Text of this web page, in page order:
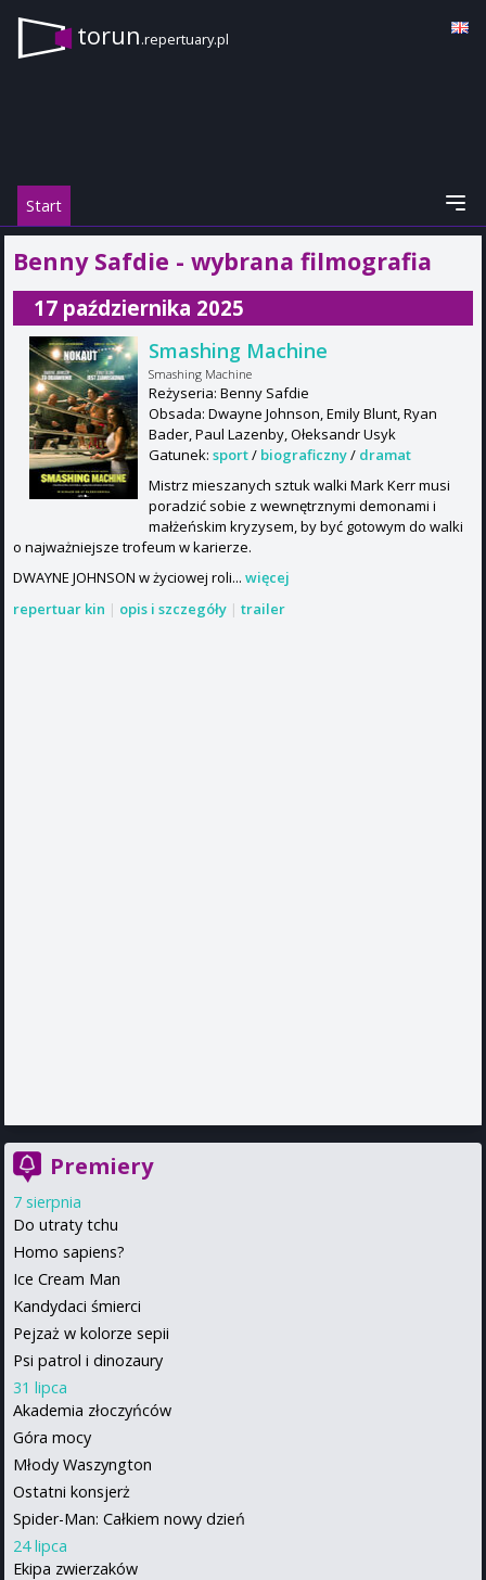
torun.repertuary.pl
Start
Benny Safdie - wybrana filmografia
17 października 2025
Smashing Machine
Smashing Machine
Reżyseria: Benny Safdie
Obsada: Dwayne Johnson, Emily Blunt, Ryan
Bader, Paul Lazenby, Ołeksandr Usyk
Gatunek: sport/ biograficzny/ dramat
Mistrz mieszanych sztuk walki Mark Kerr musi
poradzić sobie z wewnętrznymi demonami i
małżeńskim kryzysem, by być gotowym do walki
o najważniejsze trofeum w karierze.
DWAYNE JOHNSON w życiowej roli... więcej
repertuar kin | opis i szczegóły | trailer
Premiery
7 sierpnia
Do utraty tchu
Homo sapiens?
Ice Cream Man
Kandydaci śmierci
Pejzaż w kolorze sepii
Psi patrol i dinozaury
31 lipca
Akademia złoczyńców
Góra mocy
Młody Waszyngton
Ostatni konsjerż
Spider-Man: Całkiem nowy dzień
24 lipca
Ekipa zwierzaków